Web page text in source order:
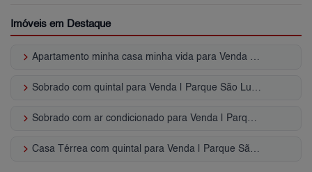
Imóveis em Destaque
keyboard_arrow_right Apartamento minha casa minha vida para Venda | Parque São Lucas
keyboard_arrow_right Sobrado com quintal para Venda | Parque São Lucas
keyboard_arrow_right Sobrado com ar condicionado para Venda | Parque São Lucas
keyboard_arrow_right Casa Térrea com quintal para Venda | Parque São Lucas